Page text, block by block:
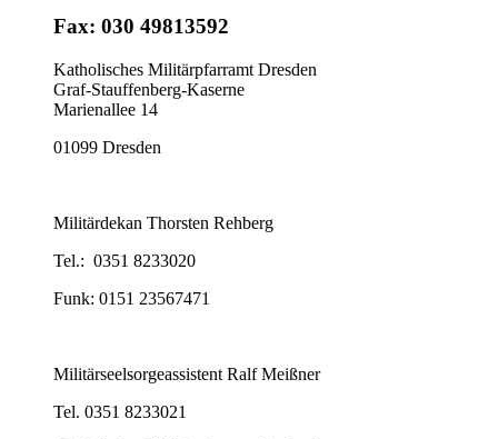
Fax: 030 49813592
Katholisches Militärpfarramt Dresden
Graf-Stauffenberg-Kaserne
Marienallee 14
01099 Dresden
Militärdekan Thorsten Rehberg
Tel.: 0351 8233020
Funk: 0151 23567471
Militärseelsorgeassistent Ralf Meißner
Tel. 0351 8233021